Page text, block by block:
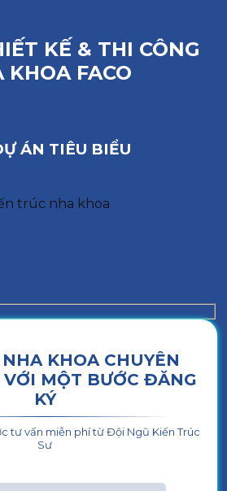
KẾ & THI CÔNG
KHOA FACO
ÁN TIÊU BIỂU
KHOA CHUYÊN
VỚI MỘT BƯỚC ĐĂNG
KÝ
tư vấn miễn phí từ Đội Ngũ Kiến Trúc
Sư